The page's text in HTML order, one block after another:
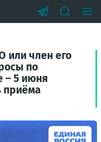
или член его
по
– 5 июня
приёма